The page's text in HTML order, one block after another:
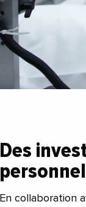
Des
personnel
En collaboration